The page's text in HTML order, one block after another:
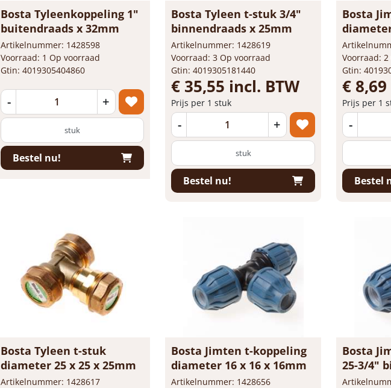
Bosta Tyleenkoppeling 1"
buitendraads x 32mm
Artikelnummer: 1428598
Voorraad: 1 Op voorraad
Gtin: 4019305404860
- +
stuk
Bestel nu!
Bosta Tyleen t-stuk 3/4"
binnendraads x 25mm
Artikelnummer: 1428619
Voorraad: 3 Op voorraad
Gtin: 4019305181440
€ 35,55 incl. BTW
Prijs per 1 stuk
- +
stuk
Bestel nu!
Bosta
Voorraad:
Gtin:
€
Prijs per 1
-
Bestel
Bosta Tyleen t-stuk
diameter 25 x 25 x 25mm
Artikelnummer: 1428617
Bosta Jimten t-koppeling
diameter 16 x 16 x 16mm
Artikelnummer: 1428656
Bosta
25-3/4"
25mm